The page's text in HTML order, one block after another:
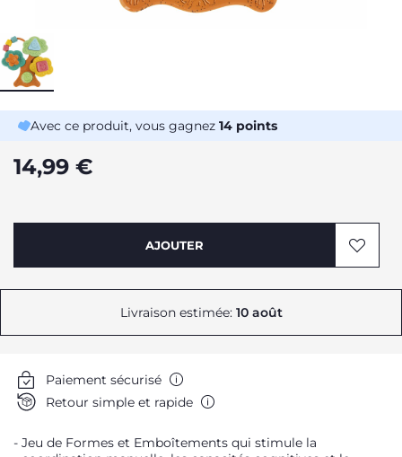
Avec ce produit, vous gagnez 14 points
14,99 €
AJOUTER
Livraison estimée: 10 août
Paiement sécurisé
Retour simple et rapide
Jeu de Formes et Emboîtements qui stimule la